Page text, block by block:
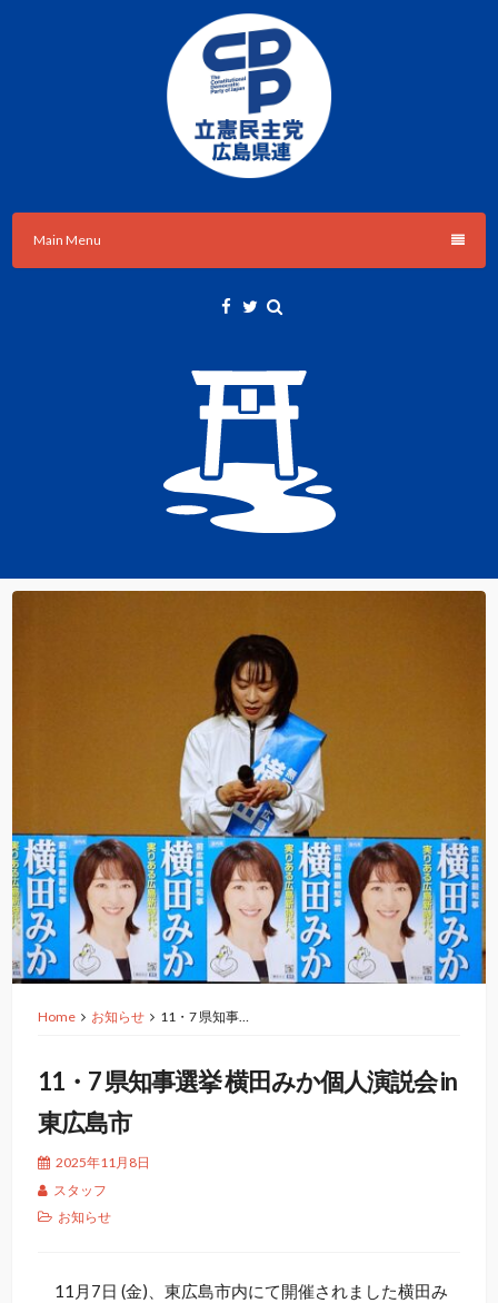
立憲民主党広島県総支部連合会
Main Menu
Home お知らせ 11・7 県知事…
11・7 県知事選挙 横田みか個人演説会 in
東広島市
2025年11月8日
スタッフ
お知らせ
11月7日 (金)、東広島市内にて開催されました横田み